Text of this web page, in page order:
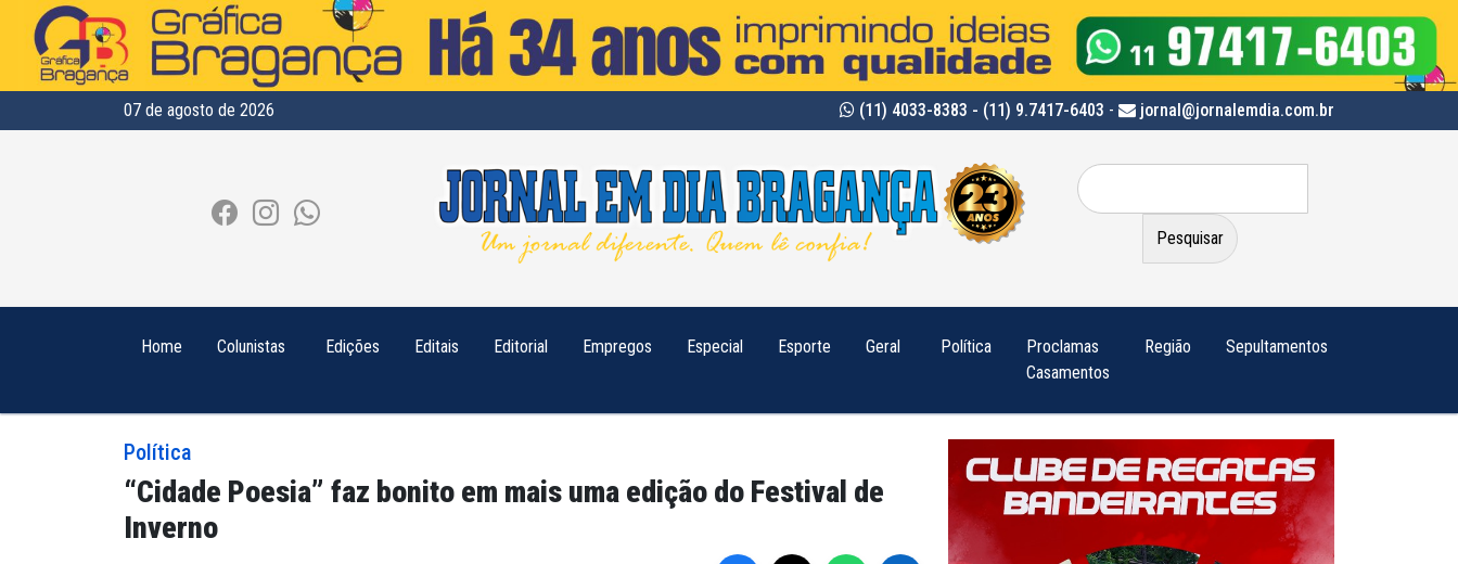
07 de agosto de 2026 (11) 4033-8383 - (11) 9.7417-6403 - jornal@jornalemdia.com.br
Pesquisar
por:
Home Colunistas Edições Editais Editorial Empregos Especial Esporte Geral Política
Proclamas
Casamentos
Região Sepultamentos
Política
“Cidade Poesia” faz bonito em mais uma edição do Festival de
Inverno